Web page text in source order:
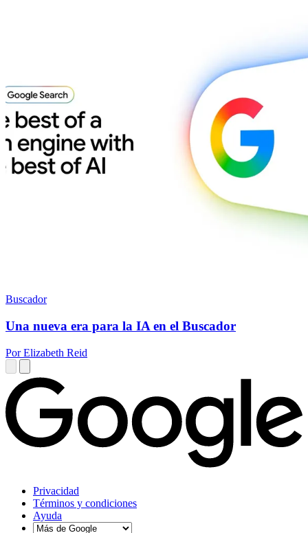
Buscador
Una nueva era para la IA en el Buscador
Por Elizabeth Reid
Privacidad
Términos y condiciones
Ayuda